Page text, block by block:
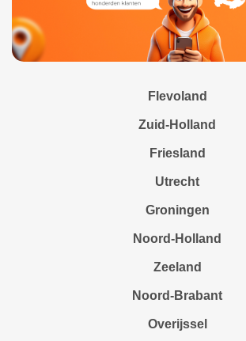
Flevoland
Zuid-Holland
Friesland
Utrecht
Groningen
Noord-Holland
Zeeland
Noord-Brabant
Overijssel